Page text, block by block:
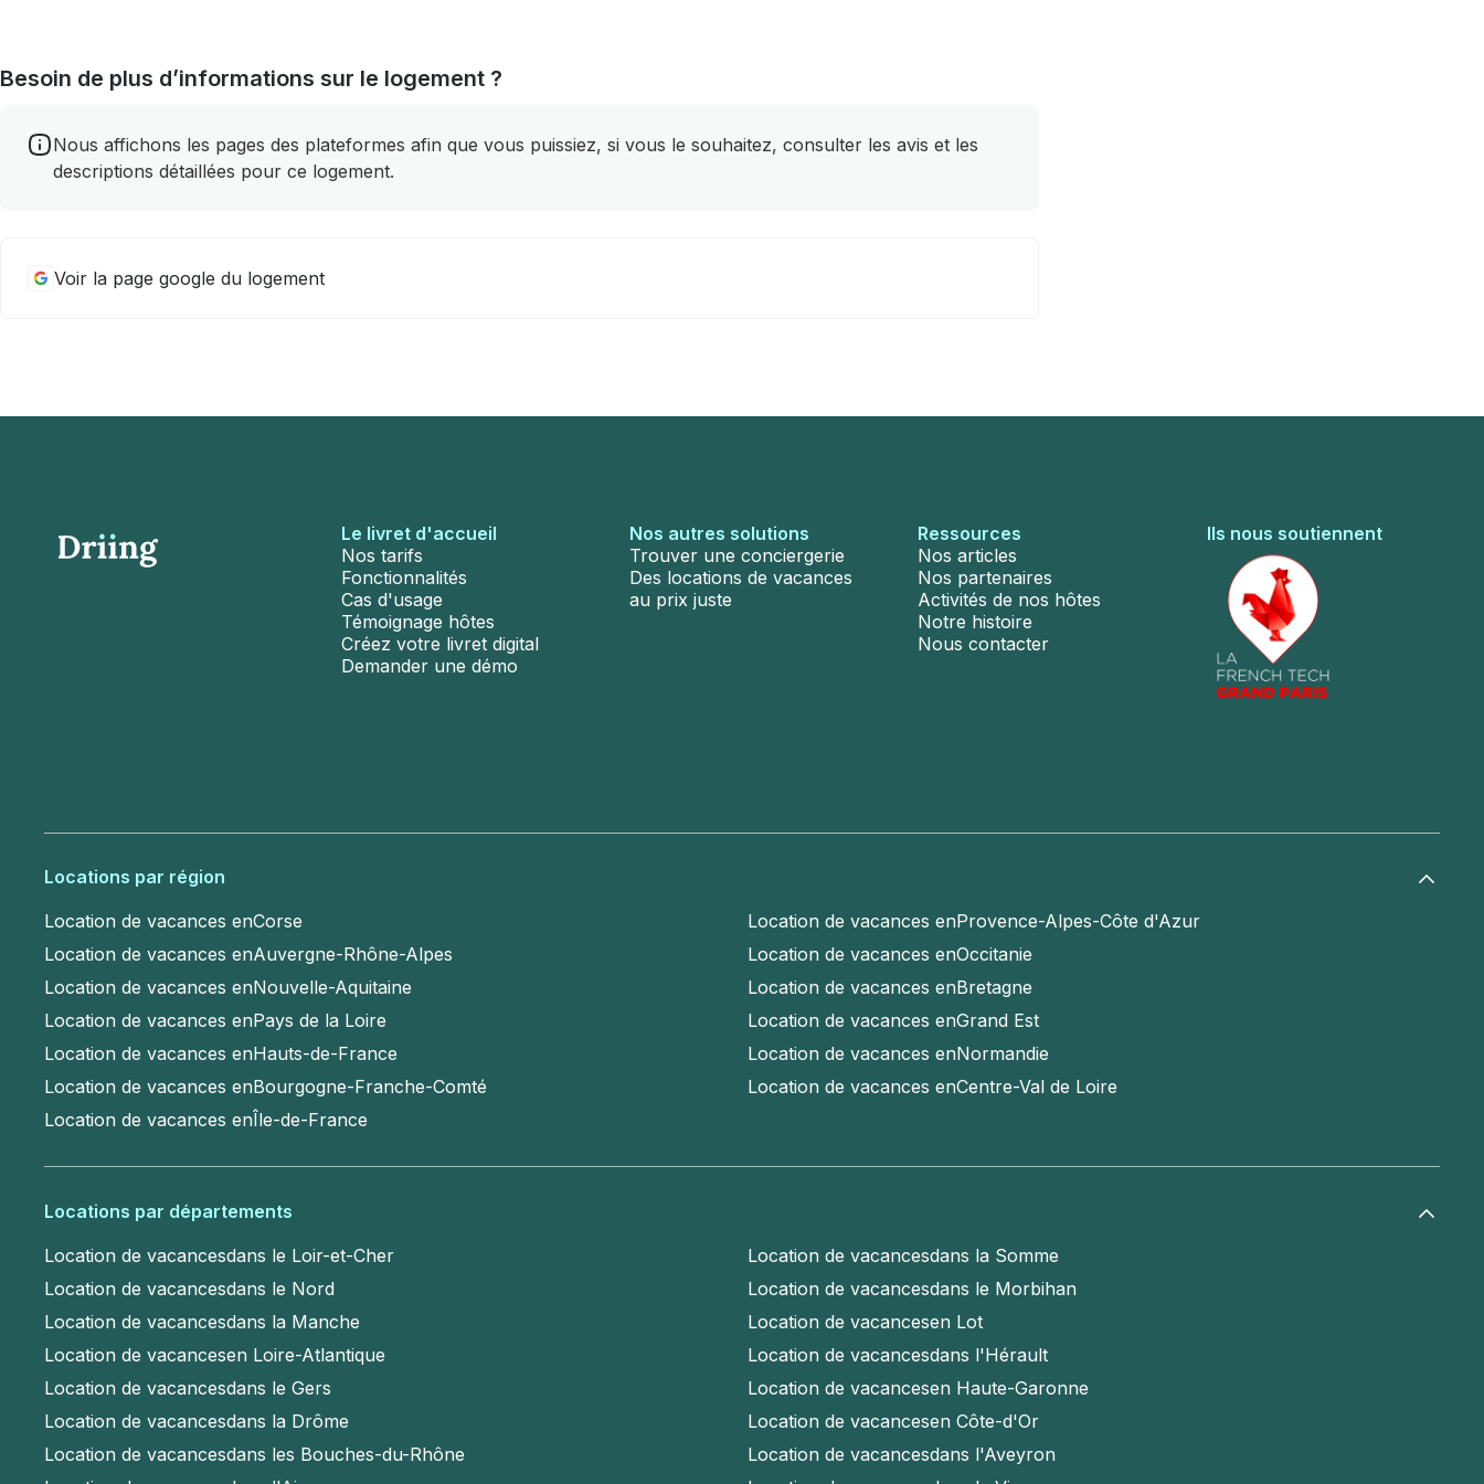
Besoin de plus d’informations sur le logement ?
Nous affichons les pages des plateformes afin que vous puissiez, si vous le souhaitez, consulter les avis et les
descriptions détaillées pour ce logement.
Voir la page google du logement
Le livret d'accueil
Nos tarifs
Fonctionnalités
Cas d'usage
Témoignage hôtes
Créez votre livret digital
Demander une démo
Nos autres solutions
Trouver une conciergerie
Des locations de vacances
au prix juste
Ressources
Nos articles
Nos partenaires
Activités de nos hôtes
Notre histoire
Nous contacter
Ils nous soutiennent
Locations par région
Location de vacances enCorse Location de vacances enProvence-Alpes-Côte d'Azur
Location de vacances enAuvergne-Rhône-Alpes Location de vacances enOccitanie
Location de vacances enNouvelle-Aquitaine Location de vacances enBretagne
Location de vacances enPays de la Loire Location de vacances enGrand Est
Location de vacances enHauts-de-France Location de vacances enNormandie
Location de vacances enBourgogne-Franche-Comté Location de vacances enCentre-Val de Loire
Location de vacances enÎle-de-France
Locations par départements
Location de vacancesdans le Loir-et-Cher Location de vacancesdans la Somme
Location de vacancesdans le Nord Location de vacancesdans le Morbihan
Location de vacancesdans la Manche Location de vacancesen Lot
Location de vacancesen Loire-Atlantique Location de vacancesdans l'Hérault
Location de vacancesdans le Gers Location de vacancesen Haute-Garonne
Location de vacancesdans la Drôme Location de vacancesen Côte-d'Or
Location de vacancesdans les Bouches-du-Rhône Location de vacancesdans l'Aveyron